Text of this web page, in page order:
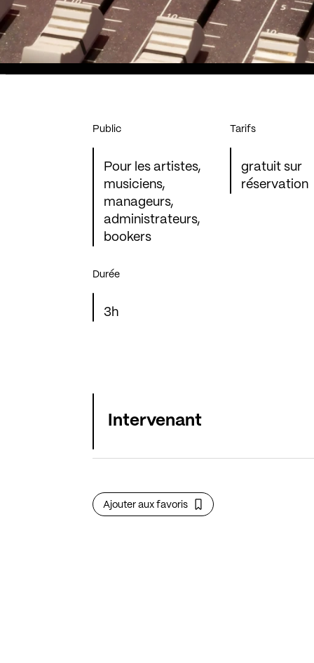
Public
Pour les artistes,
musiciens,
manageurs,
administrateurs,
bookers
Tarifs
gratuit sur
réservation
Durée
3h
Intervenant
Ajouter aux favoris